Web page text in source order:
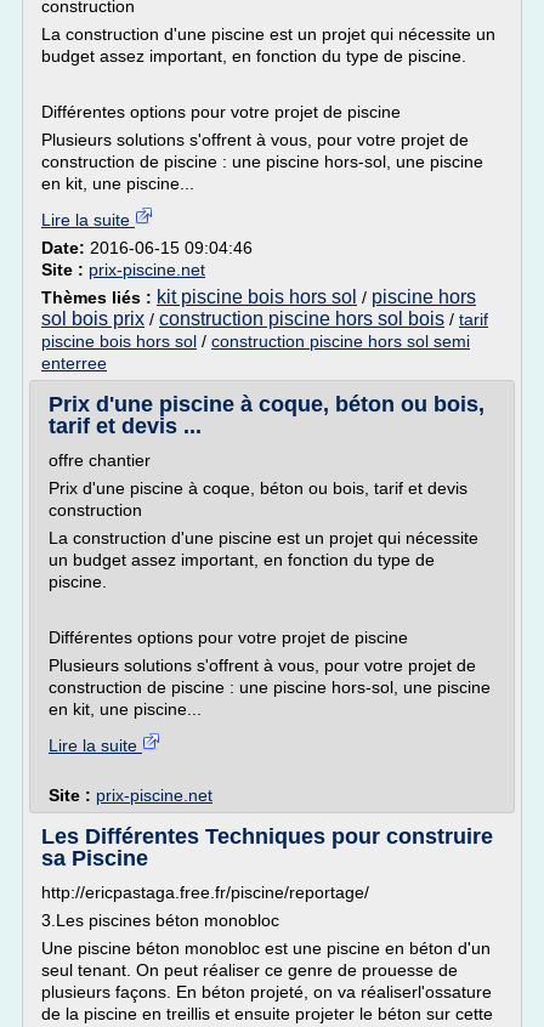
construction
La construction d'une piscine est un projet qui nécessite un
budget assez important, en fonction du type de piscine.
Différentes options pour votre projet de piscine
Plusieurs solutions s'offrent à vous, pour votre projet de
construction de piscine : une piscine hors-sol, une piscine
en kit, une piscine...
Lire la suite
Date: 2016-06-15 09:04:46
Site : prix-piscine.net
Thèmes liés : kit piscine bois hors sol / piscine hors
sol bois prix / construction piscine hors sol bois / tarif
piscine bois hors sol / construction piscine hors sol semi
enterree
Prix d'une piscine à coque, béton ou bois,
tarif et devis ...
offre chantier
Prix d'une piscine à coque, béton ou bois, tarif et devis
construction
La construction d'une piscine est un projet qui nécessite
un budget assez important, en fonction du type de
piscine.
Différentes options pour votre projet de piscine
Plusieurs solutions s'offrent à vous, pour votre projet de
construction de piscine : une piscine hors-sol, une piscine
en kit, une piscine...
Lire la suite
Site : prix-piscine.net
Les Différentes Techniques pour construire
sa Piscine
http://ericpastaga.free.fr/piscine/reportage/
3.Les piscines béton monobloc
Une piscine béton monobloc est une piscine en béton d'un
seul tenant. On peut réaliser ce genre de prouesse de
plusieurs façons. En béton projeté, on va réaliserl'ossature
de la piscine en treillis et ensuite projeter le béton sur cette